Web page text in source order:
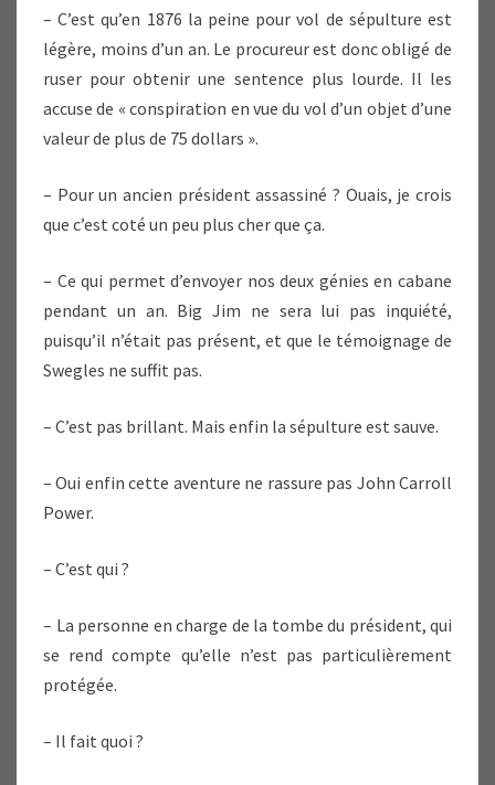
– C’est qu’en 1876 la peine pour vol de sépulture est
légère, moins d’un an. Le procureur est donc obligé de
ruser pour obtenir une sentence plus lourde. Il les
accuse de « conspiration en vue du vol d’un objet d’une
valeur de plus de 75 dollars ».
– Pour un ancien président assassiné ? Ouais, je crois
que c’est coté un peu plus cher que ça.
– Ce qui permet d’envoyer nos deux génies en cabane
pendant un an. Big Jim ne sera lui pas inquiété,
puisqu’il n’était pas présent, et que le témoignage de
Swegles ne suffit pas.
– C’est pas brillant. Mais enfin la sépulture est sauve.
– Oui enfin cette aventure ne rassure pas John Carroll
Power.
– C’est qui ?
– La personne en charge de la tombe du président, qui
se rend compte qu’elle n’est pas particulièrement
protégée.
– Il fait quoi ?